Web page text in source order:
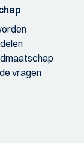
vragen